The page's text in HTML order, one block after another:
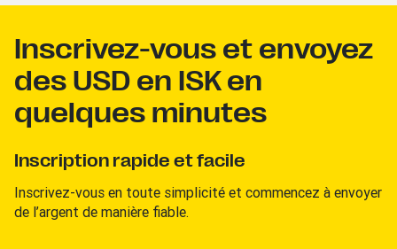
Inscrivez-vous et envoyez
des USD en ISK en
quelques minutes
Inscription rapide et facile
Inscrivez-vous en toute simplicité et commencez à envoyer
de l’argent de manière fiable.